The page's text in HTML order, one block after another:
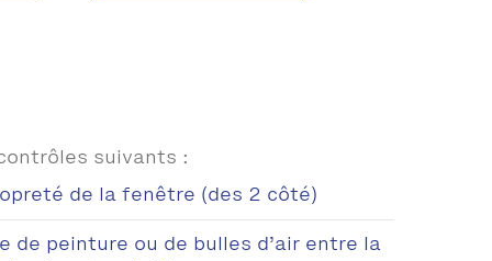
suivants :
de la fenêtre (des 2 côté)
de peinture ou de bulles d’air entre la